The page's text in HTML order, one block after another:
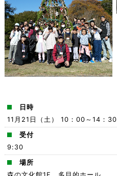
日時
11月21日（土） 10：00～14：30
受付
9:30
場所